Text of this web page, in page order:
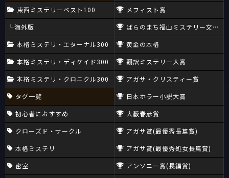
東西ミステリーベスト100
海外版
本格ミステリ・エターナル300
本格ミステリ・ディケイド300
本格ミステリ・クロニクル300
タグ一覧
初心者におすすめ
クローズド・サークル
本格ミステリ
密室
メフィスト賞
ばらのまち福山ミステリー文学新
黄金の本格
翻訳ミステリー大賞
アガサ・クリスティー賞
日本ホラー小説大賞
大藪春彦賞
アガサ賞(最優秀長篇賞)
アガサ賞(最優秀処女長篇賞)
アンソニー賞(長編賞)